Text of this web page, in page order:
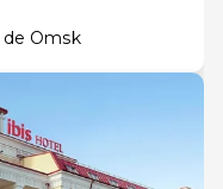
Omsk